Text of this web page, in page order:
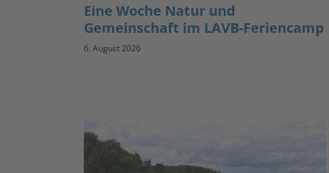
Eine Woche Natur und
Gemeinschaft im LAVB-Feriencamp
6. August 2026